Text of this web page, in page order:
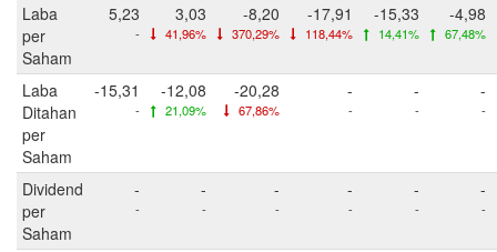
Laba
per
Saham
5,23
-
3,03
41,96%
-8,20
370,29%
-17,91
118,44%
-15,33
14,41%
-4,98
67,48%
Laba
Ditahan
per
Saham
-15,31
-
-12,08
21,09%
-20,28
67,86%
-
-
-
-
-
-
Dividend
per
Saham
-
-
-
-
-
-
-
-
-
-
-
-